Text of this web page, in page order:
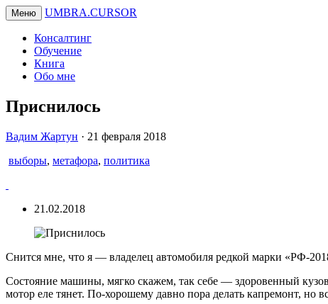
Меню UMBRA.CURSOR
Консалтинг
Обучение
Книга
Обо мне
Приснилось
Вадим
Вадим Жартун · 21 февраля 2018
выборы, метафора, политика
21.02.2018
Снится мне, что я — владелец автомобиля редкой марки «РФ-
Состояние машины, мягко скажем, так себе — здоровенный кузов
мотор еле тянет. По-хорошему давно пора делать капремонт, но